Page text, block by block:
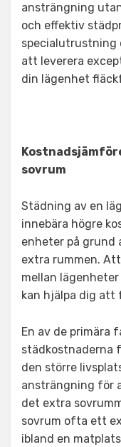
ansträngning
och effektiv
specialutrustning
att leverera
din lägenhet
sovrum
Städning av en
innebära högre
enheter på grund
extra rummen.
mellan
kan hjälpa dig att
En av de primära
städkostnaderna
den större
ansträngning för
det extra
sovrum ofta ett
ibland en